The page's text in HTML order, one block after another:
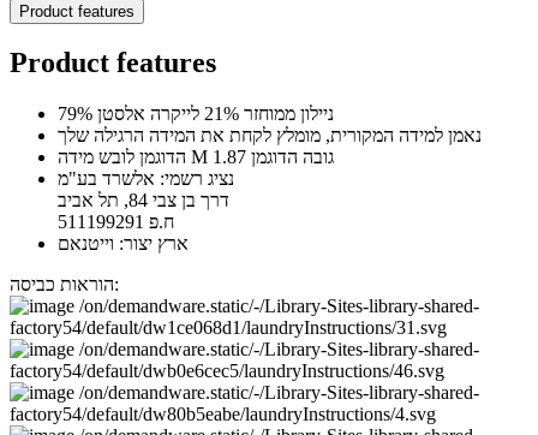
Product features
Product features
79% ניילון ממוחזר 21% לייקרה אלסטן
נאמן למידה המקורית, מומלץ לקחת את המידה הרגילה שלך
הדוגמן לובש מידה M גובה הדוגמן 1.87
נציג רשמי: אלשרד בע"מ
דרך בן צבי 84, תל אביב
ח.פ 511199291
ארץ יצור: וייטנאם
הוראות כביסה: